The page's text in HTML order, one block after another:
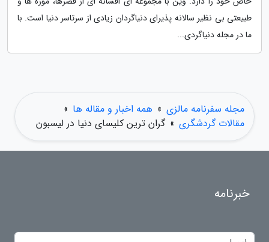
طبیعتی بی نظیر سالانه پذیرای دنیاگردان زیادی از سرتاسر دنیا است. با
ما در مجله دنیاگردی...
مجله سفرنامه مالزی » همه اخبار و مقاله ها »
مقالات گردشگری » گران ترین کلیسای دنیا در لیسبون
خبرنامه